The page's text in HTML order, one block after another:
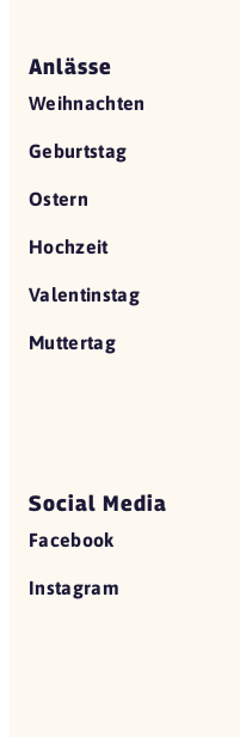
Anlässe
Weihnachten
Geburtstag
Ostern
Hochzeit
Valentinstag
Muttertag
Social Media
Facebook
Instagram